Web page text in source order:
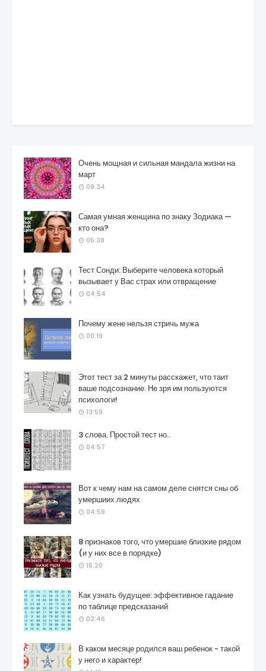
Очень мощная и сильная мандала жизни на
март
09:34
Самая умная женщина по знаку Зодиака —
кто она?
05:38
Тест Сонди: Выберите человека который
вызывает у Вас страх или отвращение
04:54
Почему жене нельзя стричь мужа
00:19
Этот тест за 2 минуты расскажет, что таит
ваше подсознание. Не зря им пользуются
психологи!
13:59
3 слова. Простой тест но..
04:57
Вот к чему нам на самом деле снятся сны об
умершиих людях
04:59
8 признаков того, что умершие близкие рядом
(и у них все в порядке)
16:20
Как узнать будущее: эффективное гадание
по таблице предсказаний
02:46
В каком месяце родился ваш ребенок - такой
у него и характер!